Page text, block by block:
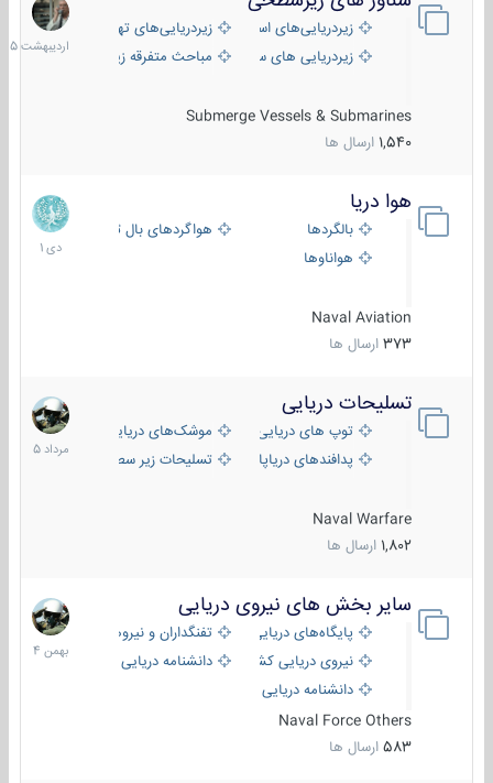
زیردریایی‌های استراتژیکزیردریایی‌های تهاجمی
زیردریایی های سبک
مباحث متفرقه زیرسطحی
Submerge Vessels & Submarines
1,540 ارسال ها
1405
هوا دریا
بالگردها
هواگردهای بال ثابت
هواناوها
Naval Aviation
373 ارسال ها
12
دی
1401
تسلیحات دریایی
توپ های دریایی
موشک‌های دریایی
پدافندهای دریاپایه
تسلیحات زیر سطحی
Naval Warfare
1,802 ارسال ها
2
مرداد
1405
سایر بخش های نیروی دریایی
پایگاه‌های دریایی
تفنگداران و نیروهای ویژه‌ی دریایی
نیروی دریایی کشورهای مختلفدانشنامه دریایی
دانشنامه دریایی کپی
Naval Force Others
583 ارسال ها
22
بهمن
1404